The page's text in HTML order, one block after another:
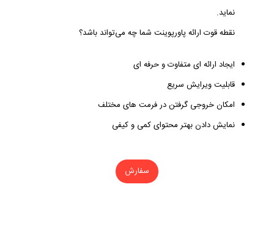
نماید.
نقطه قوت ارائه پاورپوینت شما چه می‌تواند باشد؟
ایجاد ارائه ای متفاوت و حرفه ای
قابلیت ویرایش سریع
امکان خروجی گرفتن در فرمت های مختلف
نمایش دادن بهتر محتوای کمی و کیفی
سفارش